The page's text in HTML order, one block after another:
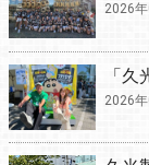
2026
「
2026